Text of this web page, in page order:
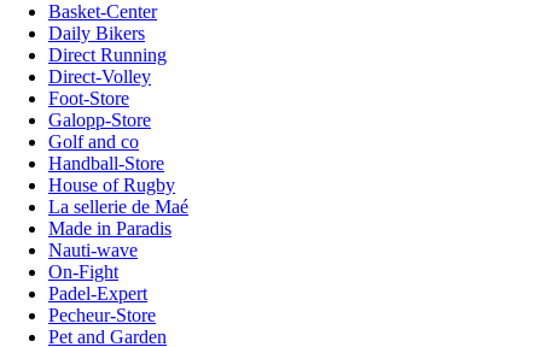
Basket-Center
Daily Bikers
Direct Running
Direct-Volley
Foot-Store
Galopp-Store
Golf and co
Handball-Store
House of Rugby
La sellerie de Maé
Made in Paradis
Nauti-wave
On-Fight
Padel-Expert
Pecheur-Store
Pet and Garden